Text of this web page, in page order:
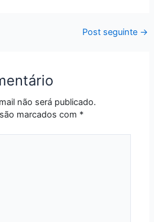
Post seguinte →
não será publicado.
marcados com *